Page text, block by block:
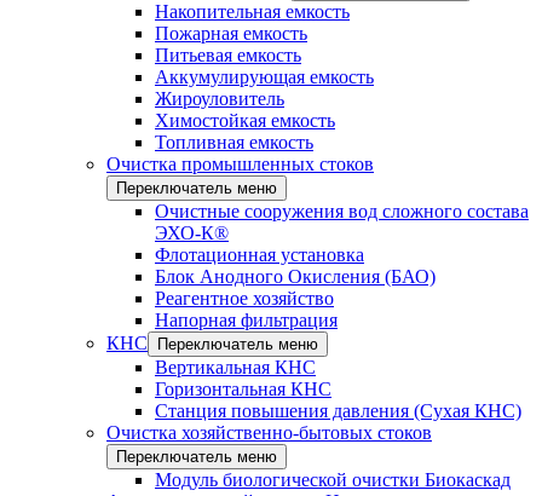
Накопительная емкость
Пожарная емкость
Питьевая емкость
Аккумулирующая емкость
Жироуловитель
Химостойкая емкость
Топливная емкость
Очистка промышленных стоков
Переключатель меню
Очистные сооружения вод сложного состава
ЭХО-К®
Флотационная установка
Блок Анодного Окисления (БАО)
Реагентное хозяйство
Напорная фильтрация
КНС
Переключатель меню
Вертикальная КНС
Горизонтальная КНС
Станция повышения давления (Сухая КНС)
Очистка хозяйственно-бытовых стоков
Переключатель меню
Модуль биологической очистки Биокаскад